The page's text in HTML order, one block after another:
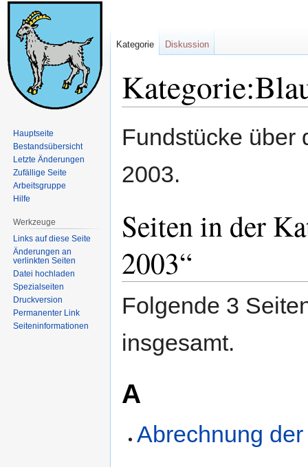
Navigation
Suche
Fundstücke über
2003.
Seiten in der
2003“
Folgende 3
insgesamt.
A
Abrechnung
Kategorie Diskussion
Hauptseite
Bestandsübersicht
Letzte Änderungen
Zufällige Seite
Arbeitsgruppe
Hilfe
Werkzeuge
Links auf diese Seite
Änderungen an
verlinkten Seiten
Datei hochladen
Spezialseiten
Druckversion
Permanenter Link
Seiten­informationen